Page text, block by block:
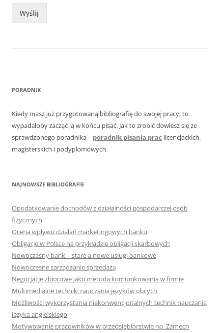
Wyślij
PORADNIK
Kiedy masz już przygotowaną bibliografię do swojej pracy, to
wypadałoby zacząć ją w końcu pisać. Jak to zrobić dowiesz się ze
sprawdzonego poradnika – poradnik pisania prac licencjackich,
magisterskich i podyplomowych.
NAJNOWSZE BIBLIOGRAFIE
Opodatkowanie dochodów z działalności gospodarczej osób
fizycznych
Ocena wpływu działań marketingowych banku
Obligacje w Polsce na przykładzie obligacji skarbowych
Nowoczesny bank – stare a nowe usługi bankowe
Nowoczesne zarządzanie sprzedażą
Negocjacje zbiorowe jako metoda komunikowania w firmie
Multimedialne techniki nauczania języków obcych
Możliwości wykorzystania niekonwencjonalnych technik nauczania
języka angielskiego
Motywowanie pracowników w przedsiębiorstwie np. Zamech